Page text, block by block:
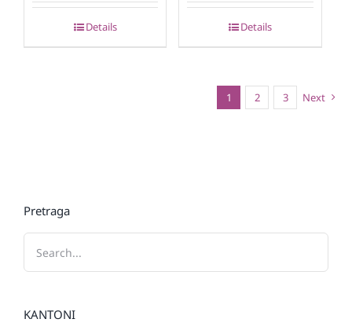
Details Details
1 2 3 Next
Pretraga
KANTONI